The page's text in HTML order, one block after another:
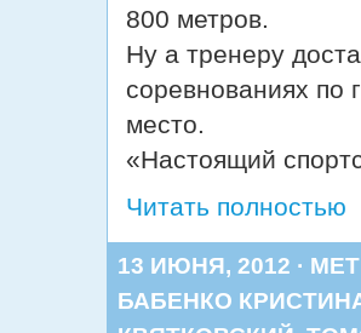
800 метров.
Ну а тренеру
соревнованиях по
место.
«Настоящий
Читать полностью
13 ИЮНЯ, 2012 ·
БАБЕНКО